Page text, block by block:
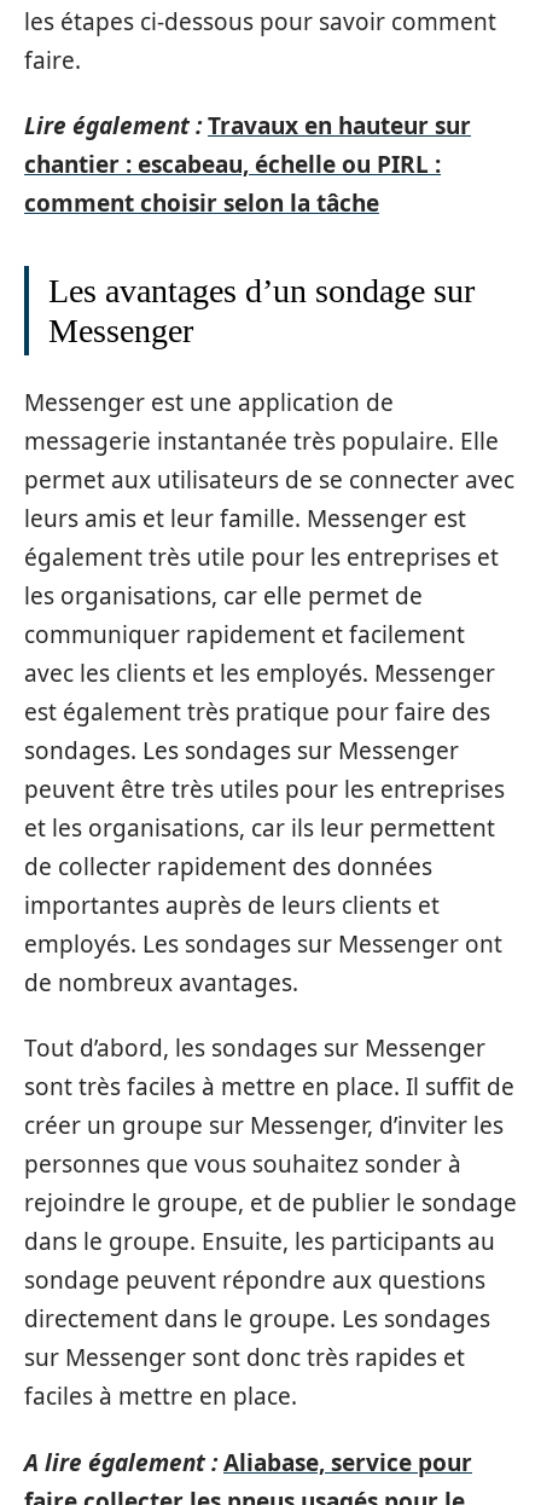
les étapes ci-dessous pour savoir comment
faire.
Lire également :Travaux en hauteur sur
chantier : escabeau, échelle ou PIRL :
comment choisir selon la tâche
Les avantages d’un sondage sur
Messenger
Messenger est une application de
messagerie instantanée très populaire. Elle
permet aux utilisateurs de se connecter avec
leurs amis et leur famille. Messenger est
également très utile pour les entreprises et
les organisations, car elle permet de
communiquer rapidement et facilement
avec les clients et les employés. Messenger
est également très pratique pour faire des
sondages. Les sondages sur Messenger
peuvent être très utiles pour les entreprises
et les organisations, car ils leur permettent
de collecter rapidement des données
importantes auprès de leurs clients et
employés. Les sondages sur Messenger ont
de nombreux avantages.
Tout d’abord, les sondages sur Messenger
sont très faciles à mettre en place. Il suffit de
créer un groupe sur Messenger, d’inviter les
personnes que vous souhaitez sonder à
rejoindre le groupe, et de publier le sondage
dans le groupe. Ensuite, les participants au
sondage peuvent répondre aux questions
directement dans le groupe. Les sondages
sur Messenger sont donc très rapides et
faciles à mettre en place.
A lire également :Aliabase, service pour